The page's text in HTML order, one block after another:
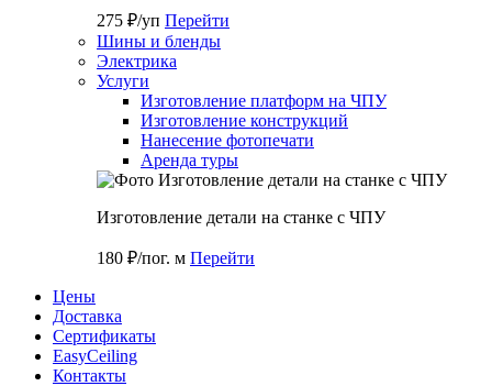
275 ₽/уп Перейти
Шины и бленды
Электрика
Услуги
Изготовление платформ на ЧПУ
Изготовление конструкций
Нанесение фотопечати
Аренда туры
Изготовление детали на станке с ЧПУ
180 ₽/пог. м Перейти
Цены
Доставка
Cертификаты
EasyCeiling
Контакты